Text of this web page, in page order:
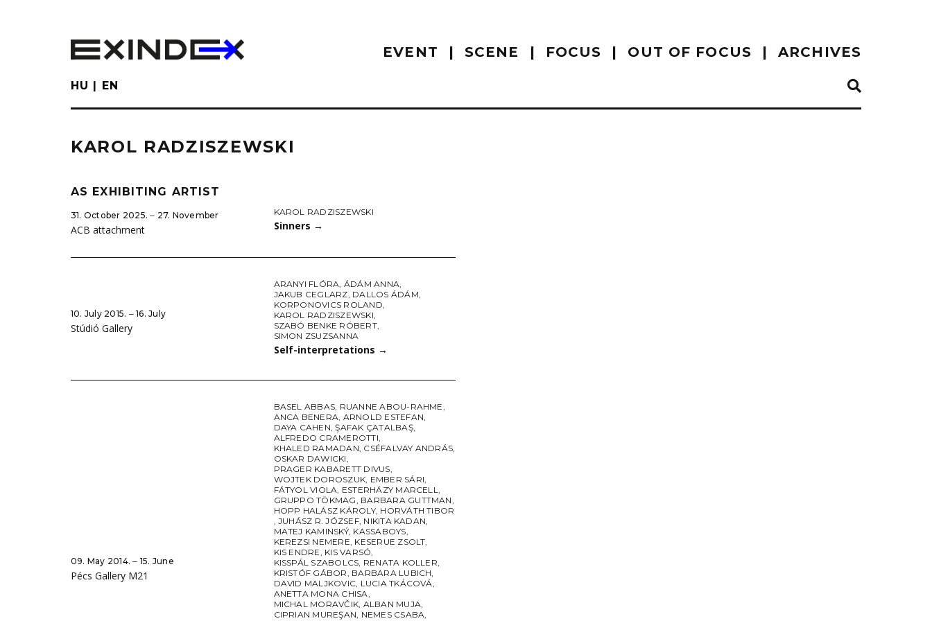
EVENT SCENE FOCUS OUT OF FOCUS ARCHIVES
HU EN
KAROL RADZISZEWSKI
AS EXHIBITING ARTIST
31. October 2025. ‒ 27. November
ACB attachment
KAROL RADZISZEWSKI
Sinners →
10. July 2015. ‒ 16. July
Stúdió Gallery
ARANYI FLÓRA, ÁDÁM ANNA,
JAKUB CEGLARZ, DALLOS ÁDÁM,
KORPONOVICS ROLAND,
KAROL RADZISZEWSKI,
SZABÓ BENKE RÓBERT,
SIMON ZSUZSANNA
Self-interpretations →
09. May 2014. ‒ 15. June
Pécs Gallery M21
BASEL ABBAS, RUANNE ABOU-RAHME,
ANCA BENERA, ARNOLD ESTEFAN,
DAYA CAHEN,ŞAFAK ÇATALBAŞ,
ALFREDO CRAMEROTTI,
KHALED RAMADAN, CSÉFALVAY ANDRÁS,
OSKAR DAWICKI,
PRAGER KABARETT DIVUS,
WOJTEK DOROSZUK, EMBER SÁRI,
FÁTYOL VIOLA, ESTERHÁZY MARCELL,
GRUPPO TÖKMAG, BARBARA GUTTMAN,
HOPP HALÁSZ KÁROLY, HORVÁTH TIBOR
, JUHÁSZ R. JÓZSEF, NIKITA KADAN,
MATEJ KAMINSKÝ, KASSABOYS,
KEREZSI NEMERE, KESERUE ZSOLT,
KIS ENDRE, KIS VARSÓ,
KISSPÁL SZABOLCS, RENATA KOLLER,
KRISTÓF GÁBOR, BARBARA LUBICH,
DAVID MALJKOVIC, LUCIA TKÁCOVÁ,
ANETTA MONA CHISA,
MICHAL MORAVČIK, ALBAN MUJA,
CIPRIAN MUREŞAN, NEMES CSABA,